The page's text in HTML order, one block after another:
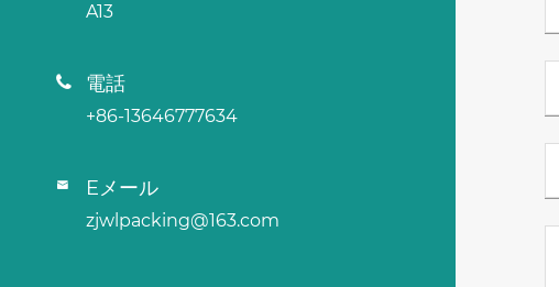
A13
 電話
+86-13646777634
 Eメール
zjwlpacking@163.com